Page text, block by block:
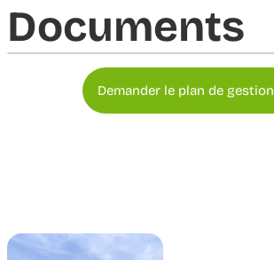
Documents​
Demander le plan de gestion